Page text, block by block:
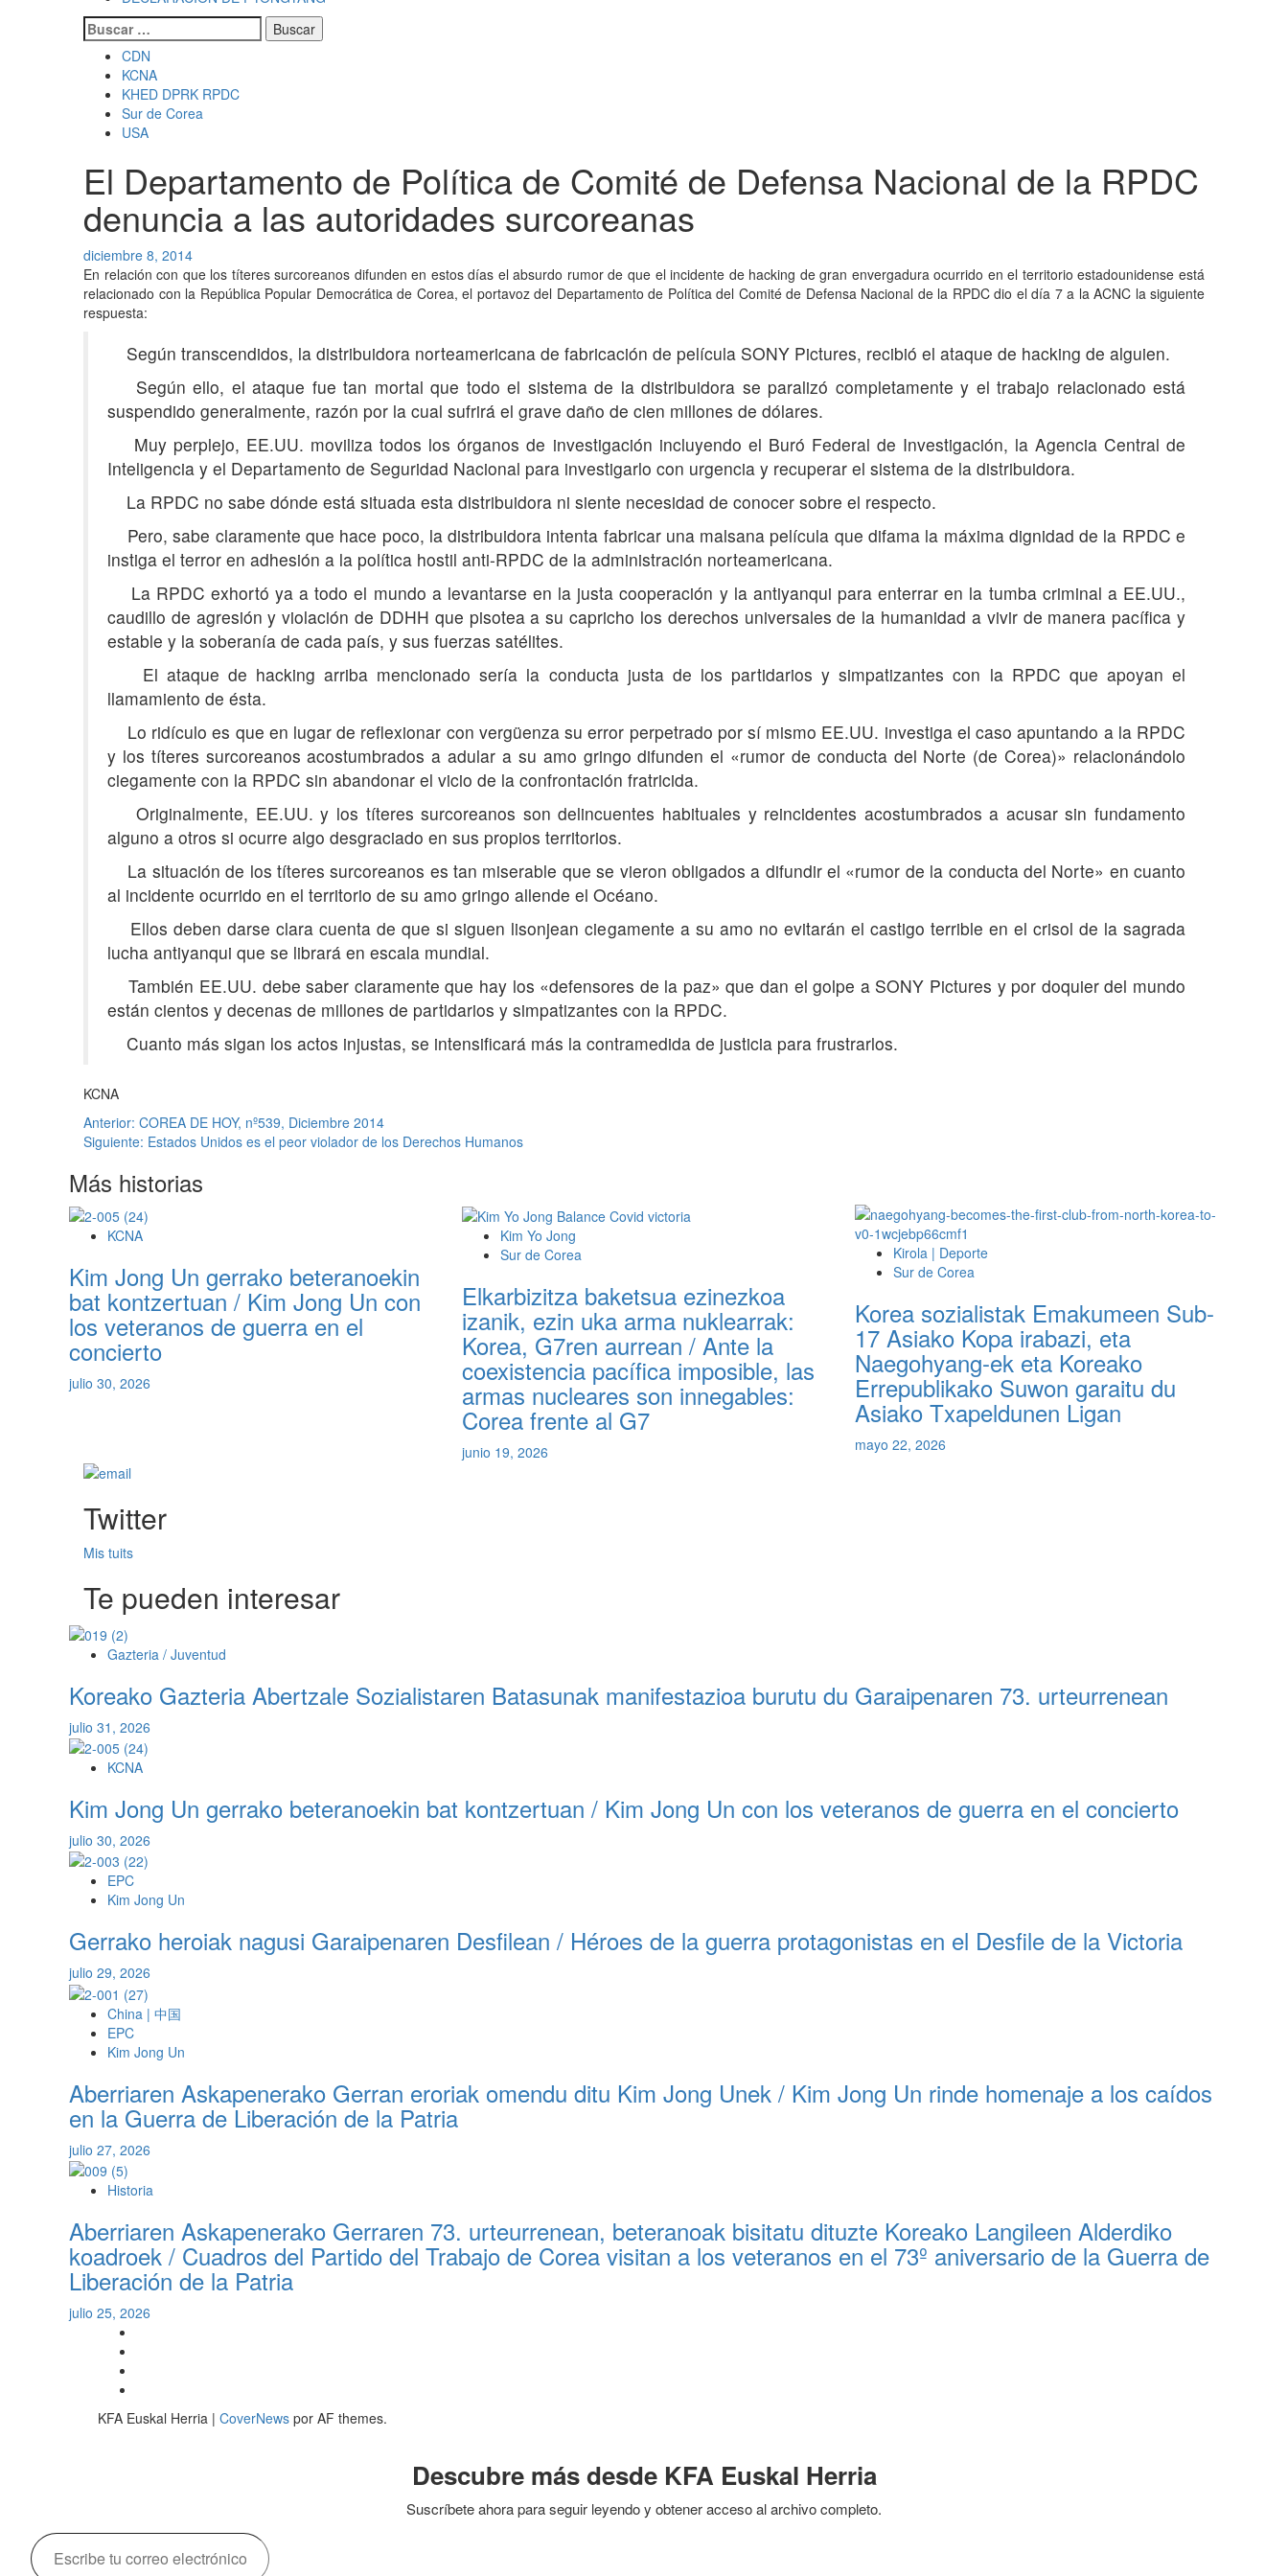
Buscar:
CDN
KCNA
KHED DPRK RPDC
Sur de Corea
USA
El Departamento de Política de Comité de Defensa Nacional de la RPDC
denuncia a las autoridades surcoreanas
diciembre 8, 2014
En relación con que los títeres surcoreanos difunden en estos días el absurdo rumor de que el incidente de hacking de gran envergadura ocurrido en el territorio estadounidense está
relacionado con la República Popular Democrática de Corea, el portavoz del Departamento de Política del Comité de Defensa Nacional de la RPDC dio el día 7 a la ACNC la siguiente
respuesta:
Según transcendidos, la distribuidora norteamericana de fabricación de película SONY Pictures, recibió el ataque de hacking de alguien.
Según ello, el ataque fue tan mortal que todo el sistema de la distribuidora se paralizó completamente y el trabajo relacionado está
suspendido generalmente, razón por la cual sufrirá el grave daño de cien millones de dólares.
Muy perplejo, EE.UU. moviliza todos los órganos de investigación incluyendo el Buró Federal de Investigación, la Agencia Central de
Inteligencia y el Departamento de Seguridad Nacional para investigarlo con urgencia y recuperar el sistema de la distribuidora.
La RPDC no sabe dónde está situada esta distribuidora ni siente necesidad de conocer sobre el respecto.
Pero, sabe claramente que hace poco, la distribuidora intenta fabricar una malsana película que difama la máxima dignidad de la RPDC e
instiga el terror en adhesión a la política hostil anti-RPDC de la administración norteamericana.
La RPDC exhortó ya a todo el mundo a levantarse en la justa cooperación y la antiyanqui para enterrar en la tumba criminal a EE.UU.,
caudillo de agresión y violación de DDHH que pisotea a su capricho los derechos universales de la humanidad a vivir de manera pacífica y
estable y la soberanía de cada país, y sus fuerzas satélites.
El ataque de hacking arriba mencionado sería la conducta justa de los partidarios y simpatizantes con la RPDC que apoyan el
llamamiento de ésta.
Lo ridículo es que en lugar de reflexionar con vergüenza su error perpetrado por sí mismo EE.UU. investiga el caso apuntando a la RPDC
y los títeres surcoreanos acostumbrados a adular a su amo gringo difunden el «rumor de conducta del Norte (de Corea)» relacionándolo
ciegamente con la RPDC sin abandonar el vicio de la confrontación fratricida.
Originalmente, EE.UU. y los títeres surcoreanos son delincuentes habituales y reincidentes acostumbrados a acusar sin fundamento
alguno a otros si ocurre algo desgraciado en sus propios territorios.
La situación de los títeres surcoreanos es tan miserable que se vieron obligados a difundir el «rumor de la conducta del Norte» en cuanto
al incidente ocurrido en el territorio de su amo gringo allende el Océano.
Ellos deben darse clara cuenta de que si siguen lisonjean ciegamente a su amo no evitarán el castigo terrible en el crisol de la sagrada
lucha antiyanqui que se librará en escala mundial.
También EE.UU. debe saber claramente que hay los «defensores de la paz» que dan el golpe a SONY Pictures y por doquier del mundo
están cientos y decenas de millones de partidarios y simpatizantes con la RPDC.
Cuanto más sigan los actos injustas, se intensificará más la contramedida de justicia para frustrarlos.
KCNA
Navegación
de
entradas
Anterior: COREA DE HOY, nº539, Diciembre 2014
Siguiente: Estados Unidos es el peor violador de los Derechos Humanos
Más historias
KCNA
Kim Jong Un gerrako beteranoekin
bat kontzertuan / Kim Jong Un con
los veteranos de guerra en el
concierto
julio 30, 2026
Kim Yo Jong
Sur de Corea
Elkarbizitza baketsua ezinezkoa
izanik, ezin uka arma nuklearrak:
Korea, G7ren aurrean / Ante la
coexistencia pacífica imposible, las
armas nucleares son innegables:
Corea frente al G7
junio 19, 2026
Kirola | Deporte
Sur de Corea
Korea sozialistak Emakumeen Sub-
17 Asiako Kopa irabazi, eta
Naegohyang-ek eta Koreako
Errepublikako Suwon garaitu du
Asiako Txapeldunen Ligan
mayo 22, 2026
Twitter
Mis tuits
Te pueden interesar
Gazteria / Juventud
Koreako Gazteria Abertzale Sozialistaren Batasunak manifestazioa burutu du Garaipenaren 73. urteurrenean
julio 31, 2026
KCNA
Kim Jong Un gerrako beteranoekin bat kontzertuan / Kim Jong Un con los veteranos de guerra en el concierto
julio 30, 2026
EPC
Kim Jong Un
Gerrako heroiak nagusi Garaipenaren Desfilean / Héroes de la guerra protagonistas en el Desfile de la Victoria
julio 29, 2026
China | 中国
EPC
Kim Jong Un
Aberriaren Askapenerako Gerran eroriak omendu ditu Kim Jong Unek / Kim Jong Un rinde homenaje a los caídos
en la Guerra de Liberación de la Patria
julio 27, 2026
Historia
Aberriaren Askapenerako Gerraren 73. urteurrenean, beteranoak bisitatu dituzte Koreako Langileen Alderdiko
koadroek / Cuadros del Partido del Trabajo de Corea visitan a los veteranos en el 73º aniversario de la Guerra de
Liberación de la Patria
julio 25, 2026
KFA Euskal Herria | CoverNews por AF themes.
Descubre más desde KFA Euskal Herria
Suscríbete ahora para seguir leyendo y obtener acceso al archivo completo.
Escribe
tu